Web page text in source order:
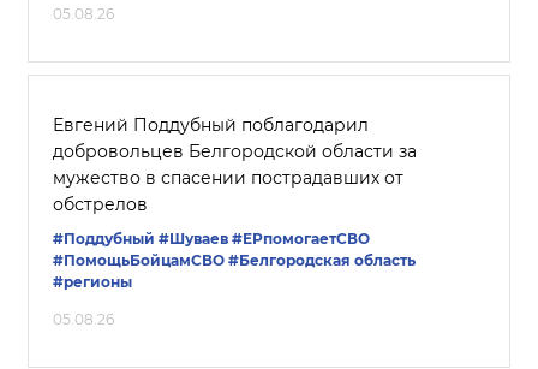
05.08.26
Евгений Поддубный поблагодарил
добровольцев Белгородской области за
мужество в спасении пострадавших от
обстрелов
#Поддубный #Шуваев #ЕРпомогаетСВО
#ПомощьБойцамСВО #Белгородская область
#регионы
05.08.26